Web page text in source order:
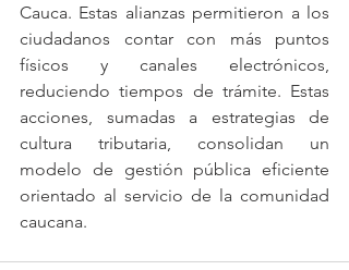
Cauca. Estas alianzas permitieron a los
ciudadanos contar con más puntos
físicos y canales electrónicos,
reduciendo tiempos de trámite. Estas
acciones, sumadas a estrategias de
cultura tributaria, consolidan un
modelo de gestión pública eficiente
orientado al servicio de la comunidad
caucana.